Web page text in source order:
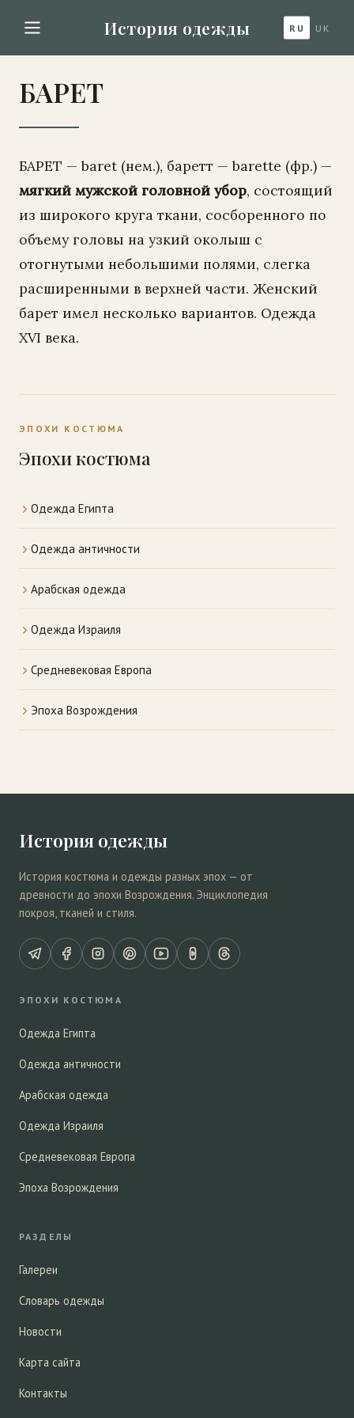
История одежды RU UK
БАРЕТ
БАРЕТ — baret (нем.), баретт — barette (фр.) —
мягкий мужской головной убор, состоящий
из широкого круга ткани, сосборенного по
объему головы на узкий околыш с
отогнутыми небольшими полями, слегка
расширенными в верхней части. Женский
барет имел несколько вариантов. Одежда
XVI века.
ЭПОХИ КОСТЮМА
Эпохи костюма
Одежда Египта
Одежда античности
Арабская одежда
Одежда Израиля
Средневековая Европа
Эпоха Возрождения
История одежды
История костюма и одежды разных эпох — от
древности до эпохи Возрождения. Энциклопедия
покроя, тканей и стиля.
ЭПОХИ КОСТЮМА
Одежда Египта
Одежда античности
Арабская одежда
Одежда Израиля
Средневековая Европа
Эпоха Возрождения
РАЗДЕЛЫ
Галереи
Словарь одежды
Новости
Карта сайта
Контакты